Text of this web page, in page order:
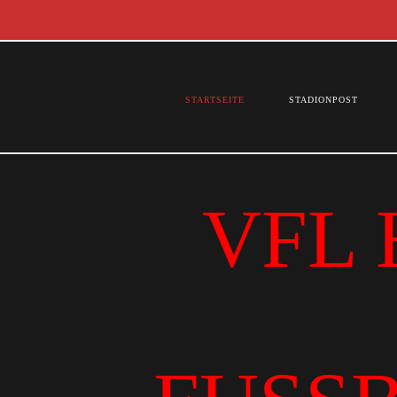
STARTSEITE STADIONPOST
VFL